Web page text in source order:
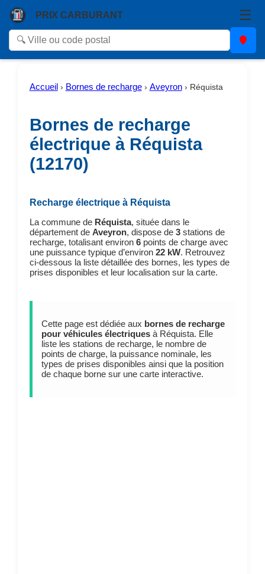
PRIX CARBURANT ☰
Accueil › Bornes de recharge› Aveyron› Réquista
Bornes de recharge
électrique à Réquista
(12170)
Recharge électrique à Réquista
La commune de Réquista, située dans le
département de Aveyron, dispose de 3stations de
recharge, totalisant environ 6points de charge avec
une puissance typique d’environ 22 kW. Retrouvez
ci-dessous la liste détaillée des bornes, les types de
prises disponibles et leur localisation sur la carte.
Cette page est dédiée aux bornes de recharge
pour véhicules électriquesà Réquista. Elle
liste les stations de recharge, le nombre de
points de charge, la puissance nominale, les
types de prises disponibles ainsi que la position
de chaque borne sur une carte interactive.